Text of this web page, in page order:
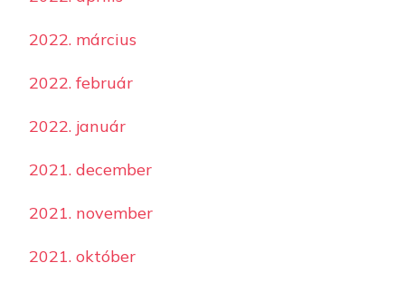
2022. március
2022. február
2022. január
2021. december
2021. november
2021. október